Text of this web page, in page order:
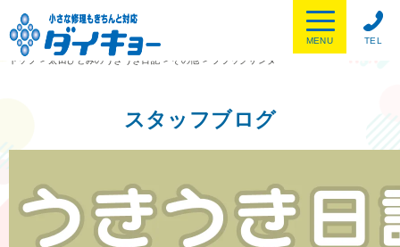
TEL
MENU
トップ
> 太田ひとみのうきうき日記 > その他 > ブラックサンダー
スタッフブログ